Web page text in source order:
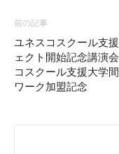
前の記事
ユネスコスクール支
ェクト開始記念講演
コスクール支援大学
ワーク加盟記念